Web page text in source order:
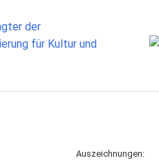
Auszeichnungen: